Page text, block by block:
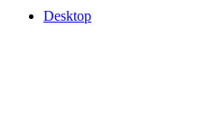
Desktop